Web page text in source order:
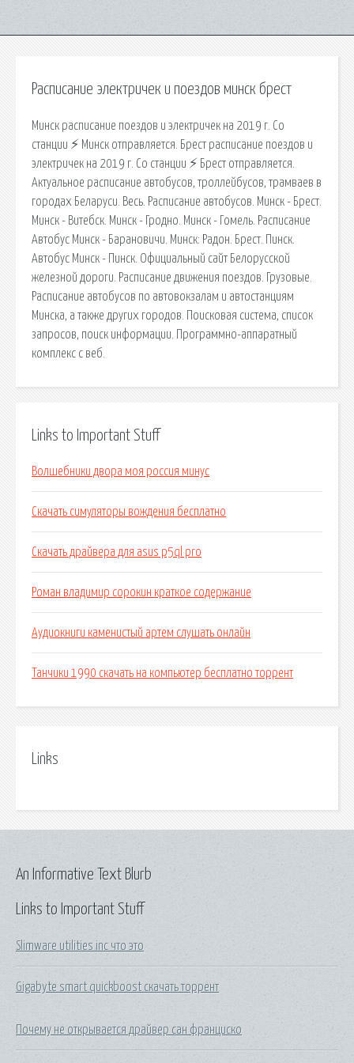
Расписание электричек и поездов минск брест
Минск расписание поездов и электричек на 2019 г. Со
станции ⚡ Минск отправляется. Брест расписание поездов и
электричек на 2019 г. Со станции ⚡ Брест отправляется.
Актуальное расписание автобусов, троллейбусов, трамваев в
городах Беларуси. Весь. Расписание автобусов. Минск - Брест.
Минск - Витебск. Минск - Гродно. Минск - Гомель. Расписание
Автобус Минск - Барановичи. Минск: Радон. Брест. Пинск.
Автобус Минск - Пинск. Официальный сайт Белорусской
железной дороги. Расписание движения поездов. Грузовые.
Расписание автобусов по автовокзалам и автостанциям
Минска, а также других городов. Поисковая сиcтема, список
запросов, поиск информации. Программно-аппаратный
комплекс с веб.
Links to Important Stuff
Волшебники двора моя россия минус
Скачать симуляторы вождения бесплатно
Скачать драйвера для asus p5ql pro
Роман владимир сорокин краткое содержание
Аудиокниги каменистый артем слушать онлайн
Танчики 1990 скачать на компьютер бесплатно торрент
Links
Links to Important Stuff
Slimware utilities inc что это
Gigabyte smart quickboost скачать торрент
Почему не открывается драйвер сан франциско
An Informative Text Blurb